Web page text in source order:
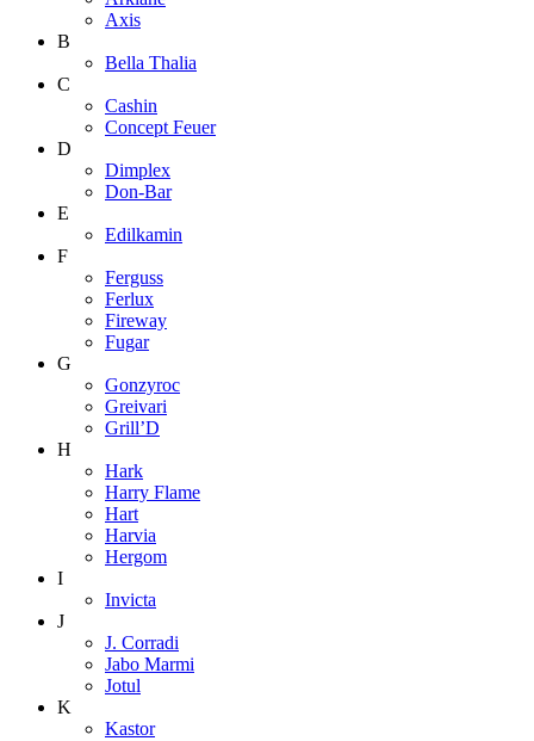
Axis
B
Bella Thalia
C
Cashin
Concept Feuer
D
Dimplex
Don-Bar
E
Edilkamin
F
Ferguss
Ferlux
Fireway
Fugar
G
Gonzyroc
Greivari
Grill’D
H
Hark
Harry Flame
Hart
Harvia
Hergom
I
Invicta
J
J. Corradi
Jabo Marmi
Jotul
K
Kastor